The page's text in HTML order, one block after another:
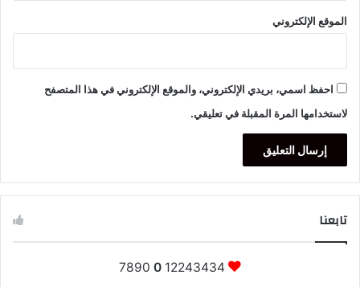
الموقع الإلكتروني
احفظ اسمي، بريدي الإلكتروني، والموقع الإلكتروني في هذا المتصفح
لاستخدامها المرة المقبلة في تعليقي.
تابعنا
12243434
0